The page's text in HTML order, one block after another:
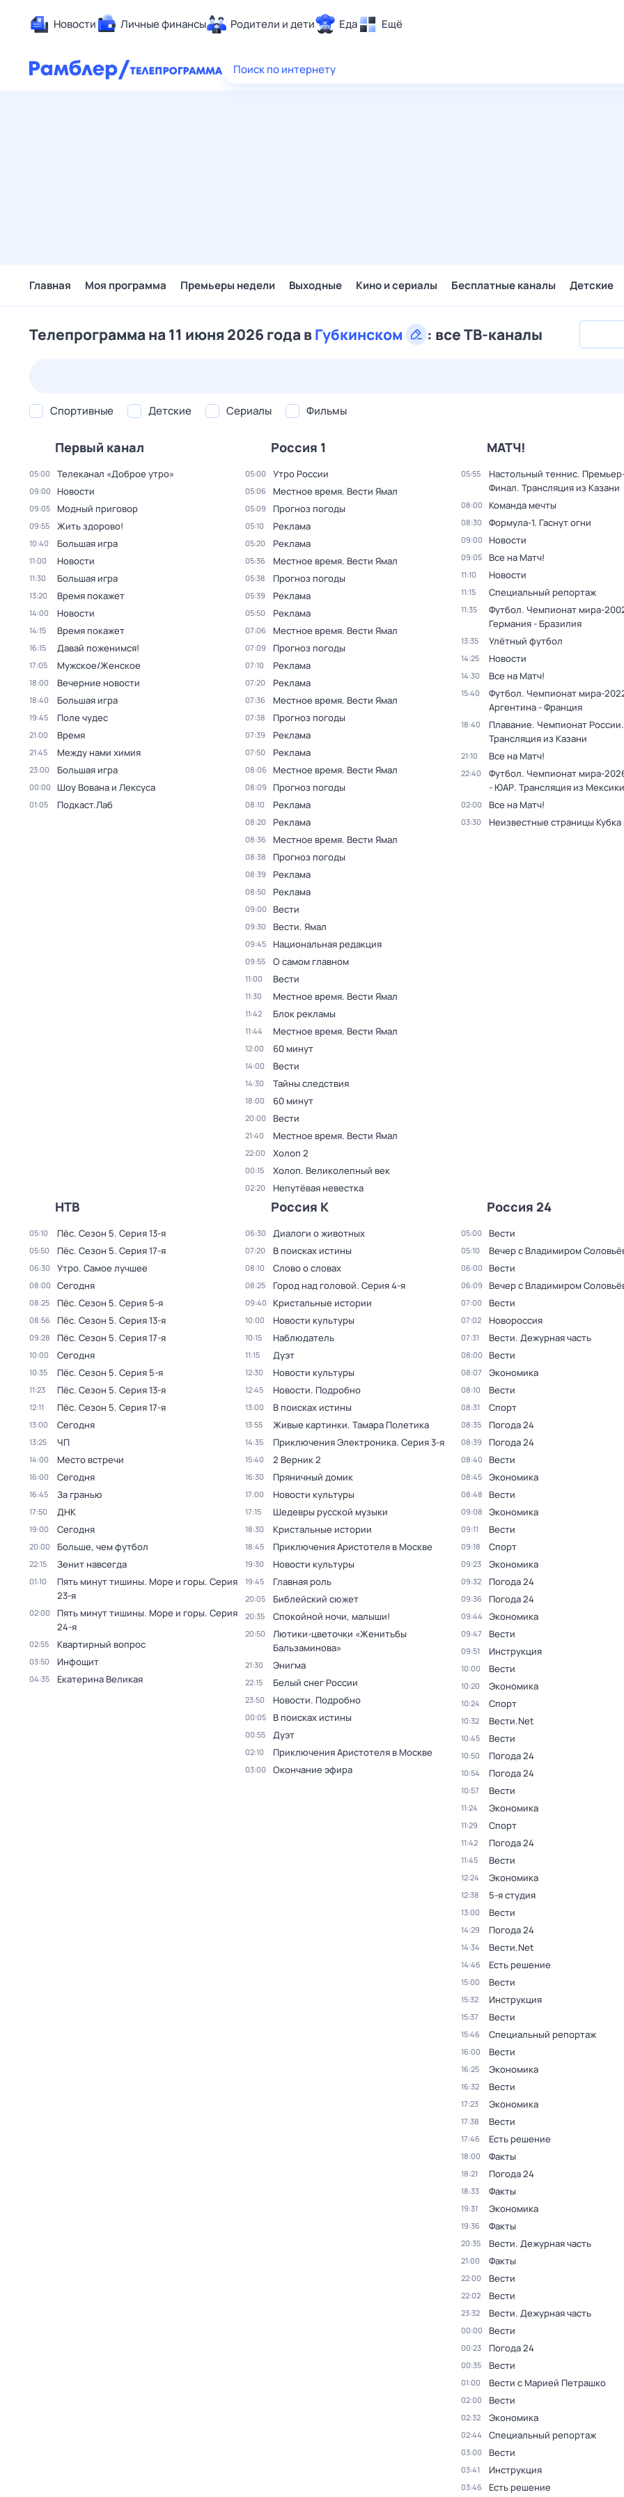
Новости Личные финансы Родители и дети Еда Ещё
Здоровье
Поиск по интернету
Главная Моя программа Премьеры недели Выходные Кино и сериалы Бесплатные каналы Детские
Телепрограмма на 11 июня 2026 года вГубкинском : все ТВ-каналы
Спортивные Детские Сериалы Фильмы
Первый канал
05:00 Телеканал «Доброе утро»
09:00 Новости
09:05 Модный приговор
09:55 Жить здорово!
10:40 Большая игра
11:00 Новости
11:30 Большая игра
13:20 Время покажет
14:00 Новости
14:15 Время покажет
16:15 Давай поженимся!
17:05 Мужское/Женское
18:00 Вечерние новости
18:40 Большая игра
19:45 Поле чудес
21:00 Время
21:45 Между нами химия
23:00 Большая игра
00:00 Шоу Вована и Лексуса
01:05 Подкаст.Лаб
Россия 1
05:00 Утро России
05:06 Местное время. Вести Ямал
05:09 Прогноз погоды
05:10 Реклама
05:20 Реклама
05:36 Местное время. Вести Ямал
05:38 Прогноз погоды
05:39 Реклама
05:50 Реклама
07:06 Местное время. Вести Ямал
07:09 Прогноз погоды
07:10 Реклама
07:20 Реклама
07:36 Местное время. Вести Ямал
07:38 Прогноз погоды
07:39 Реклама
07:50 Реклама
08:06 Местное время. Вести Ямал
08:09 Прогноз погоды
08:10 Реклама
08:20 Реклама
08:36 Местное время. Вести Ямал
08:38 Прогноз погоды
08:39 Реклама
08:50 Реклама
09:00 Вести
09:30 Вести. Ямал
09:45 Национальная редакция
09:55 О самом главном
11:00 Вести
11:30 Местное время. Вести Ямал
11:42 Блок рекламы
11:44 Местное время. Вести Ямал
12:00 60 минут
14:00 Вести
14:30 Тайны следствия
18:00 60 минут
20:00 Вести
21:40 Местное время. Вести Ямал
22:00 Холоп 2
00:15 Холоп. Великолепный век
02:20 Непутёвая невестка
МАТЧ!
05:55
Настольный теннис.
Финал. Трансляция из Казани
08:00 Команда мечты
08:30 Формула-1. Гаснут огни
09:00 Новости
09:05 Все на Матч!
11:10 Новости
11:15 Специальный репортаж
11:35
Футбол. Чемпионат мира-
Германия - Бразилия
13:35 Улётный футбол
14:25 Новости
14:30 Все на Матч!
15:40
Футбол. Чемпионат мира-
Аргентина - Франция
18:40
Плавание. Чемпионат России.
Трансляция из Казани
21:10 Все на Матч!
22:40
Футбол. Чемпионат мира-
- ЮАР. Трансляция из Мексики
02:00 Все на Матч!
03:30 Неизвестные страницы
НТВ
05:10 Пёс. Сезон 5. Серия 13-я
05:50 Пёс. Сезон 5. Серия 17-я
06:30 Утро. Самое лучшее
08:00 Сегодня
08:25 Пёс. Сезон 5. Серия 5-я
08:56 Пёс. Сезон 5. Серия 13-я
09:28 Пёс. Сезон 5. Серия 17-я
10:00 Сегодня
10:35 Пёс. Сезон 5. Серия 5-я
11:23 Пёс. Сезон 5. Серия 13-я
12:11 Пёс. Сезон 5. Серия 17-я
13:00 Сегодня
13:25 ЧП
14:00 Место встречи
16:00 Сегодня
16:45 За гранью
17:50 ДНК
19:00 Сегодня
20:00 Больше, чем футбол
22:15 Зенит навсегда
01:10 Пять минут тишины. Море и горы. Серия
23-я
02:00 Пять минут тишины. Море и горы. Серия
24-я
02:55 Квартирный вопрос
03:50 Инфощит
04:35 Екатерина Великая
Россия К
06:30 Диалоги о животных
07:20 В поисках истины
08:10 Слово о словах
08:25 Город над головой. Серия 4-я
09:40 Кристальные истории
10:00 Новости культуры
10:15 Наблюдатель
11:15 Дуэт
12:30 Новости культуры
12:45 Новости. Подробно
13:00 В поисках истины
13:55 Живые картинки. Тамара Полетика
14:35 Приключения Электроника. Серия 3-я
15:40 2 Верник 2
16:30 Пряничный домик
17:00 Новости культуры
17:15 Шедевры русской музыки
18:30 Кристальные истории
18:45 Приключения Аристотеля в Москве
19:30 Новости культуры
19:45 Главная роль
20:05 Библейский сюжет
20:35 Спокойной ночи, малыши!
20:50
Лютики-цветочки «Женитьбы
Бальзаминова»
21:30 Энигма
22:15 Белый снег России
23:50 Новости. Подробно
00:05 В поисках истины
00:55 Дуэт
02:10 Приключения Аристотеля в Москве
03:00 Окончание эфира
Россия 24
05:00 Вести
05:10 Вечер с Владимиром
06:00 Вести
06:09 Вечер с Владимиром
07:00 Вести
07:02 Новороссия
07:31 Вести. Дежурная часть
08:00 Вести
08:07 Экономика
08:10 Вести
08:31 Спорт
08:35 Погода 24
08:39 Погода 24
08:40 Вести
08:45 Экономика
08:48 Вести
09:08 Экономика
09:11 Вести
09:18 Спорт
09:23 Экономика
09:32 Погода 24
09:36 Погода 24
09:44 Экономика
09:47 Вести
09:51 Инструкция
10:00 Вести
10:20 Экономика
10:24 Спорт
10:32 Вести.Net
10:45 Вести
10:50 Погода 24
10:54 Погода 24
10:57 Вести
11:24 Экономика
11:29 Спорт
11:42 Погода 24
11:45 Вести
12:24 Экономика
12:38 5-я студия
13:00 Вести
14:29 Погода 24
14:34 Вести.Net
14:46 Есть решение
15:00 Вести
15:32 Инструкция
15:37 Вести
15:46 Специальный репортаж
16:00 Вести
16:25 Экономика
16:32 Вести
17:23 Экономика
17:38 Вести
17:46 Есть решение
18:00 Факты
18:21 Погода 24
18:33 Факты
19:31 Экономика
19:36 Факты
20:35 Вести. Дежурная часть
21:00 Факты
22:00 Вести
22:02 Вести
23:32 Вести. Дежурная часть
00:00 Вести
00:23 Погода 24
00:35 Вести
01:00 Вести с Марией Петрашко
02:00 Вести
02:32 Экономика
02:44 Специальный репортаж
03:00 Вести
03:41 Инструкция
03:46 Есть решение